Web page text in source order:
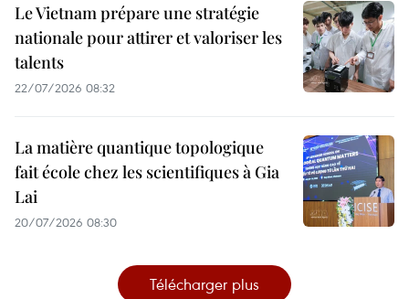
Le Vietnam prépare une stratégie
nationale pour attirer et valoriser les
talents
22/07/2026 08:32
La matière quantique topologique
fait école chez les scientifiques à Gia
Lai
20/07/2026 08:30
Télécharger plus